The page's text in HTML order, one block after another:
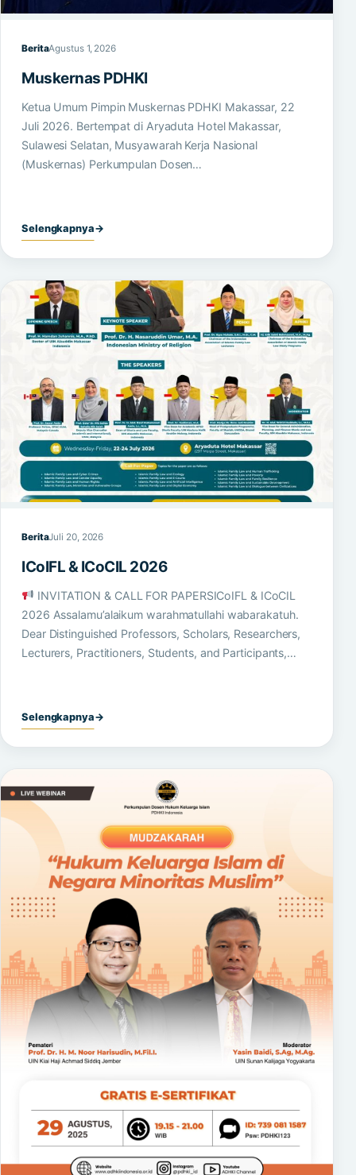
BeritaAgustus 1, 2026
Muskernas PDHKI
Ketua Umum Pimpin Muskernas PDHKI Makassar, 22
Juli 2026. Bertempat di Aryaduta Hotel Makassar,
Sulawesi Selatan, Musyawarah Kerja Nasional
(Muskernas) Perkumpulan Dosen…
Selengkapnya→
BeritaJuli 20, 2026
ICoIFL & ICoCIL 2026
INVITATION & CALL FOR PAPERSICoIFL & ICoCIL
2026 Assalamu’alaikum warahmatullahi wabarakatuh.
Dear Distinguished Professors, Scholars, Researchers,
Lecturers, Practitioners, Students, and Participants,…
Selengkapnya→